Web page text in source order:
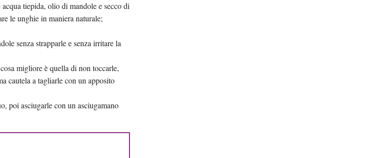
tiepida, olio di mandole e secco di
le unghie in maniera naturale;
senza strapparle e senza irritare la
migliore è quella di non toccarle,
cautela a tagliarle con un apposito
poi asciugarle con un asciugamano